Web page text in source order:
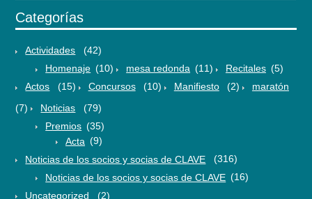
Categorías
Actividades
(42)
Homenaje (10) mesa redonda (11) Recitales (5)
Actos
(15) Concursos (10) Manifiesto (2)
maratón
(7)
Noticias
(79)
Premios (35)
Acta (9)
Noticias de los socios y socias de CLAVE
(316)
Noticias de los socios y socias de CLAVE (16)
Uncategorized
(2)